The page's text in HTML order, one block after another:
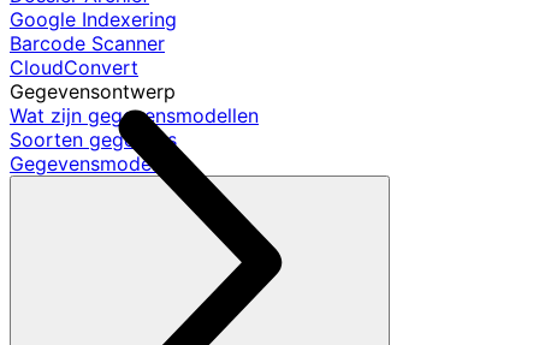
Google Indexering
Barcode Scanner
CloudConvert
Gegevensontwerp
Wat zijn gegevensmodellen
Soorten gegevens
Gegevensmodellen